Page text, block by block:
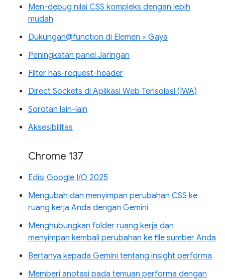
Men-debug nilai CSS kompleks dengan lebih
mudah
Dukungan@function di Elemen > Gaya
Peningkatan panel Jaringan
Filter has-request-header
Direct Sockets di Aplikasi Web Terisolasi (IWA)
Sorotan lain-lain
Aksesibilitas
Chrome 137
Edisi Google I/O 2025
Mengubah dan menyimpan perubahan CSS ke
ruang kerja Anda dengan Gemini
Menghubungkan folder ruang kerja dan
menyimpan kembali perubahan ke file sumber Anda
Bertanya kepada Gemini tentang insight performa
Memberi anotasi pada temuan performa dengan